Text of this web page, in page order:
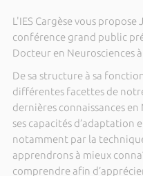
L'IES Cargèse vous
conférence grand public
Docteur en Neurosciences
De sa structure à sa
différentes facettes de
dernières connaissances
ses capacités d’adaptation
notamment par la
apprendrons à mieux
comprendre afin